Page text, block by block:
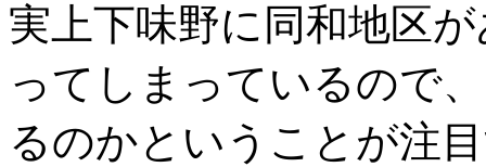
実上下味野に同和地区
ってしまっているので
るのかということが注